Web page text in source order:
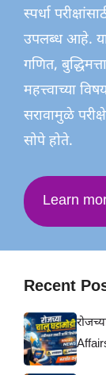
स्पर्धा
उपलब्ध आहे. या
गणित,
महत्त्वाच्या
सरावामुळे
सोपे होते.
Learn
Recent